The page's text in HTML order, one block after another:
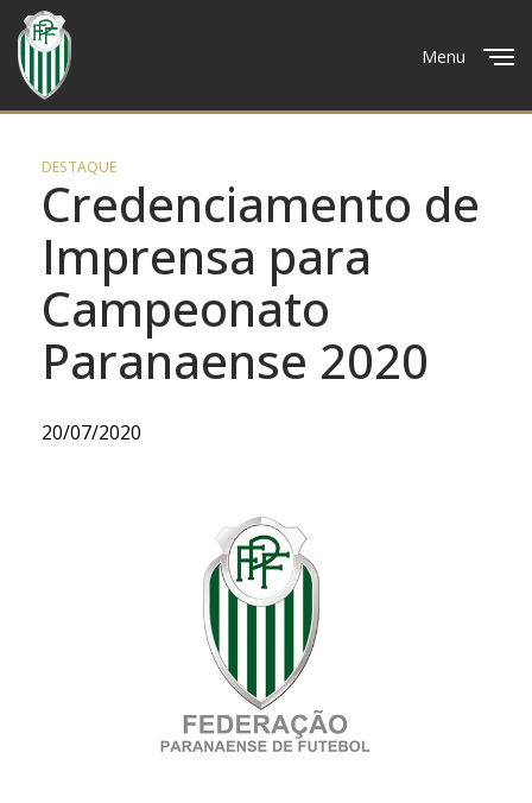
Menu
DESTAQUE
Credenciamento de
Imprensa para
Campeonato
Paranaense 2020
20/07/2020